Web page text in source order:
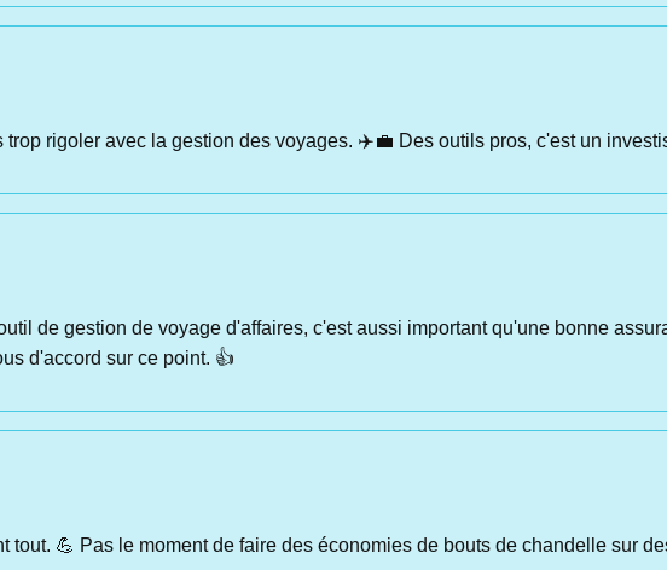
rigoler avec la gestion des voyages. ✈️💼 Des outils pros, c'est un
de gestion de voyage d'affaires, c'est aussi important qu'une bonne
d'accord sur ce point. 👍
tout. 💪 Pas le moment de faire des économies de bouts de chandelle sur